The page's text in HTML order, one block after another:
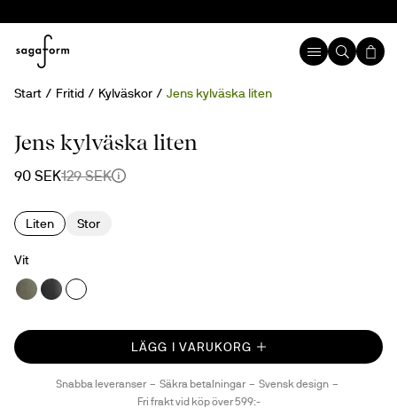
Start Fritid Kylväskor Jens kylväska liten
Jens kylväska liten
90 SEK129 SEK
Liten Stor
Vit
LÄGG I VARUKORG
Snabba leveranser Säkra betalningar
Svensk design
Fri frakt vid köp över 599:-